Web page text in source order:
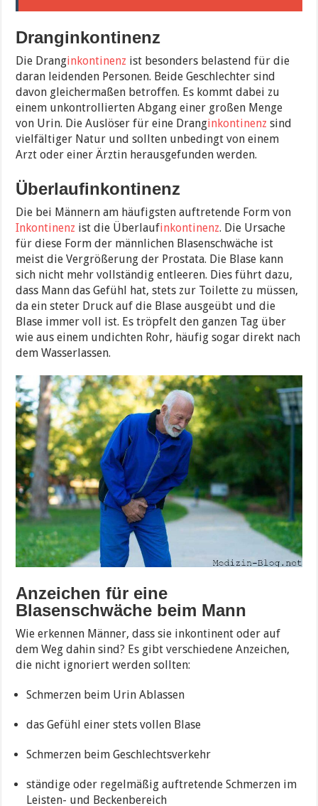
Dranginkontinenz
Die Dranginkontinenz ist besonders belastend für die
daran leidenden Personen. Beide Geschlechter sind
davon gleichermaßen betroffen. Es kommt dabei zu
einem unkontrollierten Abgang einer großen Menge
von Urin. Die Auslöser für eine Dranginkontinenz sind
vielfältiger Natur und sollten unbedingt von einem
Arzt oder einer Ärztin herausgefunden werden.
Überlaufinkontinenz
Die bei Männern am häufigsten auftretende Form von
Inkontinenz ist die Überlaufinkontinenz. Die Ursache
für diese Form der männlichen Blasenschwäche ist
meist die Vergrößerung der Prostata. Die Blase kann
sich nicht mehr vollständig entleeren. Dies führt dazu,
dass Mann das Gefühl hat, stets zur Toilette zu müssen,
da ein steter Druck auf die Blase ausgeübt und die
Blase immer voll ist. Es tröpfelt den ganzen Tag über
wie aus einem undichten Rohr, häufig sogar direkt nach
dem Wasserlassen.
Anzeichen für eine
Blasenschwäche beim Mann
Wie erkennen Männer, dass sie inkontinent oder auf
dem Weg dahin sind? Es gibt verschiedene Anzeichen,
die nicht ignoriert werden sollten:
Schmerzen beim Urin Ablassen
das Gefühl einer stets vollen Blase
Schmerzen beim Geschlechtsverkehr
ständige oder regelmäßig auftretende Schmerzen im
Leisten- und Beckenbereich